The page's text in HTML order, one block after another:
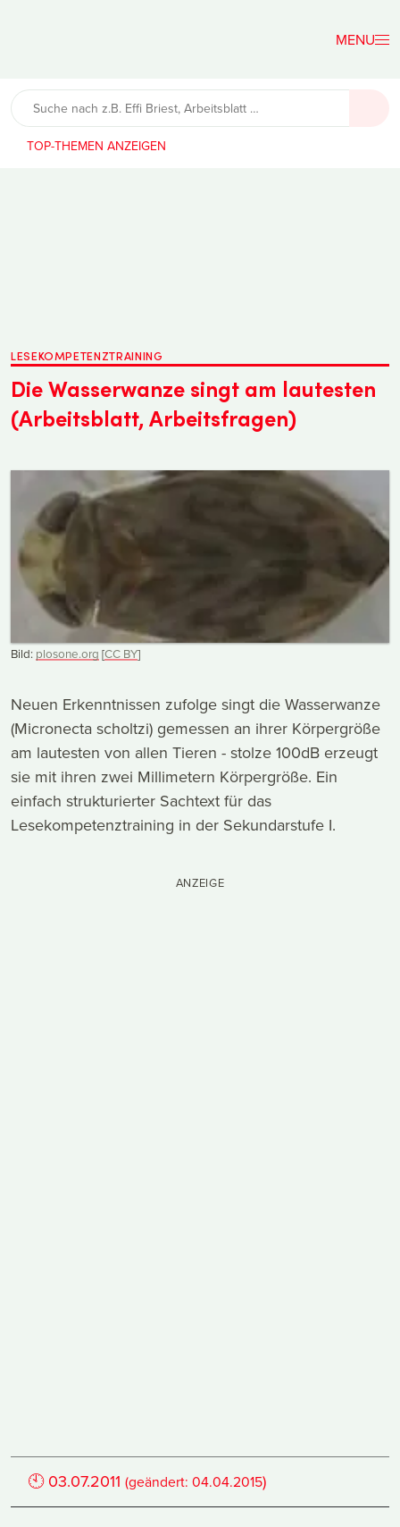
Lehrerfreund
TOP-THEMEN
LESEKOMPETENZTRAINING
Die Wasserwanze singt am lautesten
(Arbeitsblatt, Arbeitsfragen)
Bild: plosone.org [CC BY]
Neuen Erkenntnissen zufolge singt die Wasserwanze
(Micronecta scholtzi) gemessen an ihrer Körpergröße
am lautesten von allen Tieren - stolze 100dB erzeugt
sie mit ihren zwei Millimetern Körpergröße. Ein
einfach strukturierter Sachtext für das
Lesekompetenztraining in der Sekundarstufe I.
ANZEIGE
🕙 03.07.2011 (geändert:04.04.2015)